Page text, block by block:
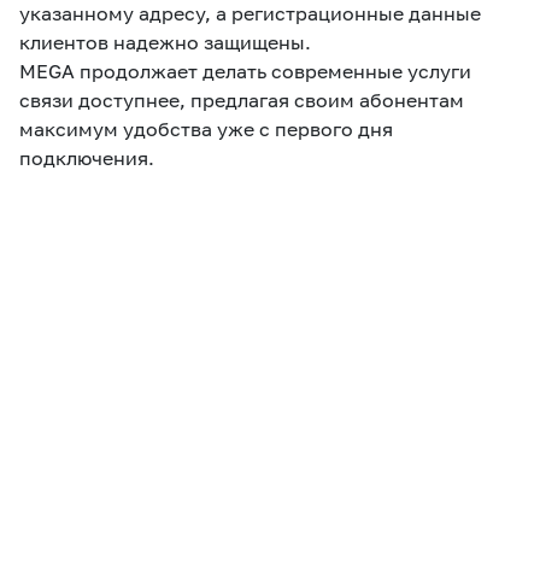
указанному адресу, а регистрационные данные
клиентов надежно защищены.
MEGA продолжает делать современные услуги
связи доступнее, предлагая своим абонентам
максимум удобства уже с первого дня
подключения.